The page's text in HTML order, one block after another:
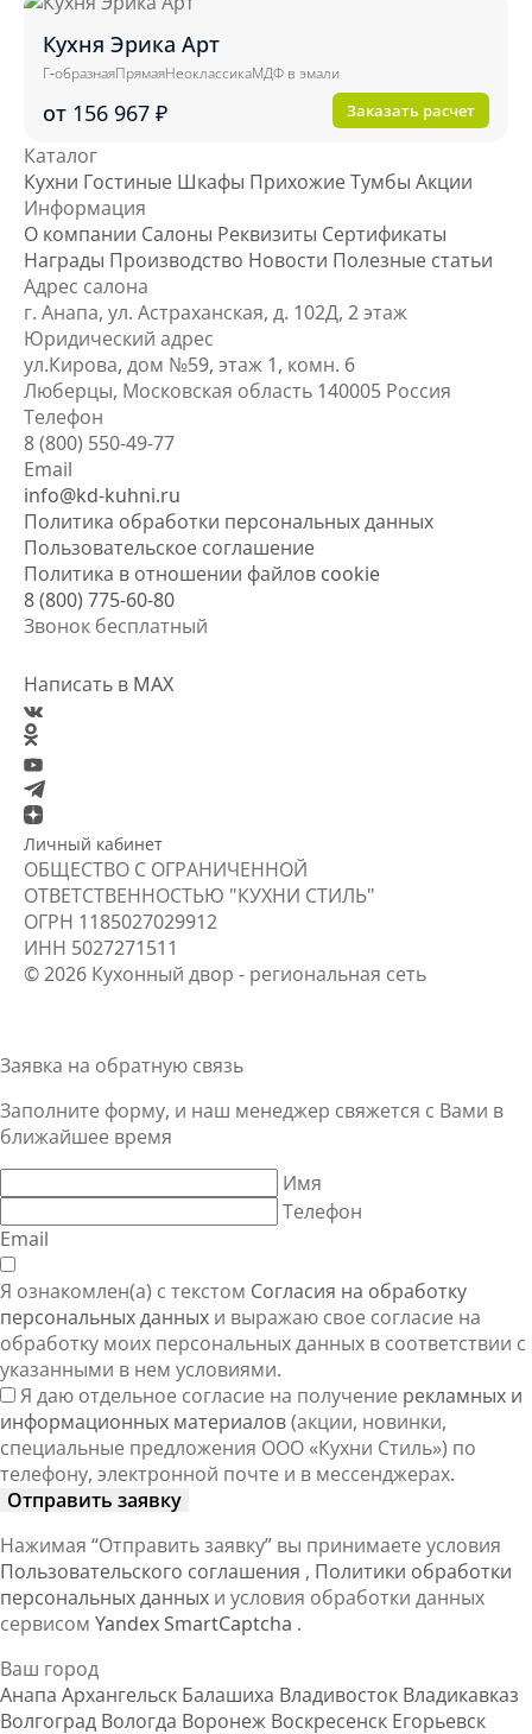
Кухня Эрика Арт
Г-образнаяПрямаяНеоклассикаМДФ в эмали
от 156 967 ₽ Заказать расчет
Каталог
Кухни Гостиные Шкафы ПрихожиеТумбы Акции
Информация
О компании Салоны Реквизиты Сертификаты
Награды Производство Новости Полезные статьи
Адрес салона
г. Анапа, ул. Астраханская, д. 102Д, 2 этаж
Юридический адрес
ул.Кирова, дом №59, этаж 1, комн. 6
Люберцы, Московская область 140005 Россия
Телефон
8 (800) 550-49-77
Email
info@kd-kuhni.ru
Политика обработки персональных данных
Пользовательское соглашение
Политика в отношении файлов cookie
8 (800) 775-60-80
Звонок бесплатный
Написать в MAX
Личный кабинет
ОБЩЕСТВО С ОГРАНИЧЕННОЙ
ОТВЕТСТВЕННОСТЬЮ "КУХНИ СТИЛЬ"
ОГРН 1185027029912
ИНН 5027271511
© 2026 Кухонный двор - региональная сеть
Заявка на обратную связь
Заполните форму, и наш менеджер свяжется с Вами в
ближайшее время
Имя
Телефон
Email
Я ознакомлен(а) с текстом Согласия на обработку
персональных данных и выражаю свое согласие на
обработку моих персональных данных в соответствии с
указанными в нем условиями.
Я даю отдельное согласие на получение рекламных и
информационных материалов(акции, новинки,
специальные предложения ООО «Кухни Стиль») по
телефону, электронной почте и в мессенджерах.
Отправить заявку
Нажимая “Отправить заявку” вы принимаете условия
Пользовательского соглашения , Политики обработки
персональных данных и условия обработки данных
сервисом Yandex SmartCaptcha .
Ваш город
Анапа Архангельск Балашиха Владивосток Владикавказ
Волгоград Вологда Воронеж Воскресенск Егорьевск